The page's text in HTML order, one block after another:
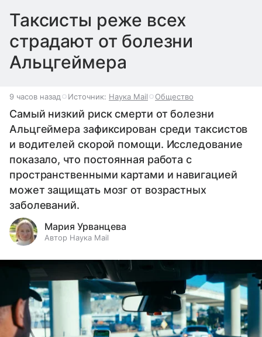
Таксисты реже всех
страдают от болезни
Альцгеймера
9 часов назад Источник: Наука Mail Общество
Самый низкий риск смерти от болезни
Альцгеймера зафиксирован среди таксистов
и водителей скорой помощи. Исследование
показало, что постоянная работа с
пространственными картами и навигацией
может защищать мозг от возрастных
заболеваний.
Мария Урванцева
Автор Наука Mail